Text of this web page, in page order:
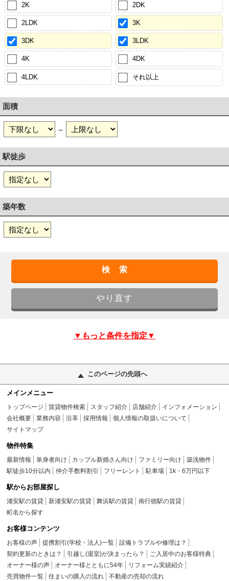
2K 2DK
2LDK 3K
3DK 3LDK
4K 4DK
4LDK それ以上
面積
～
駅徒歩
築年数
▼もっと条件を指定▼
このページの先頭へ
メインメニュー
トップページ 賃貸物件検索 スタッフ紹介 店舗紹介
インフォメーション
会社概要
業務内容 沿革 採用情報
個人情報の取扱いについて
サイトマップ
物件特集
最新情報 単身者向け カップル新婚さん向け ファミリー向け
築浅物件
駅徒歩10分以内
仲介手数料割引 フリーレント 駐車場 1k・6万円以下
駅からお部屋探し
浦安駅の賃貸 新浦安駅の賃貸 舞浜駅の賃貸
南行徳駅の賃貸
町名から探す
お客様コンテンツ
お客様の声 提携割引(学校・法人)一覧
設備トラブルや修理は？
契約更新のときは？
引越し(退室)が決まったら？
ご入居中のお客様特典
オーナー様の声
オーナー様とともに54年
リフォーム実績紹介
売買物件一覧
住まいの購入の流れ 不動産の売却の流れ